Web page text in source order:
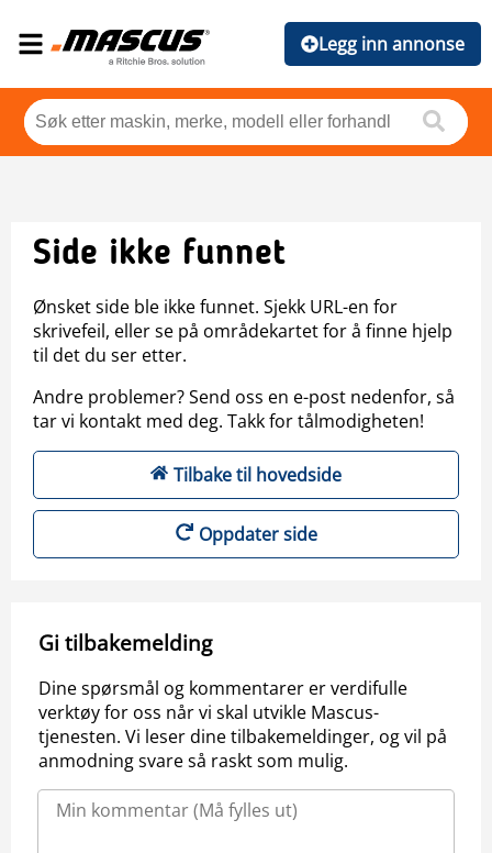
Legg inn annonse
Side ikke funnet
Ønsket side ble ikke funnet. Sjekk URL-en for
skrivefeil, eller se på områdekartet for å finne hjelp
til det du ser etter.
Andre problemer? Send oss en e-post nedenfor, så
tar vi kontakt med deg. Takk for tålmodigheten!
Tilbake til hovedside
Oppdater side
Gi tilbakemelding
Dine spørsmål og kommentarer er verdifulle
verktøy for oss når vi skal utvikle Mascus-
tjenesten. Vi leser dine tilbakemeldinger, og vil på
anmodning svare så raskt som mulig.